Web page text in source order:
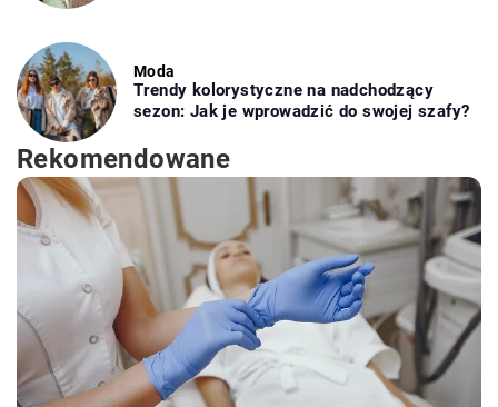
Moda
Trendy kolorystyczne na nadchodzący
sezon: Jak je wprowadzić do swojej szafy?
Rekomendowane